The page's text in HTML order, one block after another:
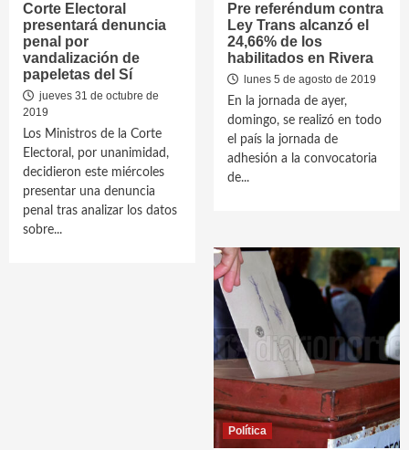
Corte Electoral
presentará denuncia
penal por
vandalización de
papeletas del Sí
jueves 31 de octubre de
2019
Los Ministros de la Corte
Electoral, por unanimidad,
decidieron este miércoles
presentar una denuncia
penal tras analizar los datos
sobre...
Pre referéndum contra
Ley Trans alcanzó el
24,66% de los
habilitados en Rivera
lunes 5 de agosto de 2019
En la jornada de ayer,
domingo, se realizó en todo
el país la jornada de
adhesión a la convocatoria
de...
Política